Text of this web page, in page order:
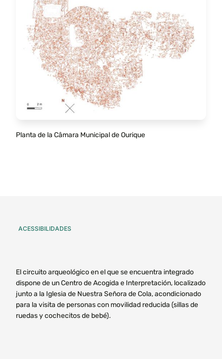
Planta de la Câmara Municipal de Ourique
ACESSIBILIDADES
El circuito arqueológico en el que se encuentra integrado
dispone de un Centro de Acogida e Interpretación, localizado
junto a la Iglesia de Nuestra Señora de Cola, acondicionado
para la visita de personas con movilidad reducida (sillas de
ruedas y cochecitos de bebé).